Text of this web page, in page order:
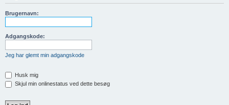
Brugernavn:
Adgangskode:
Jeg har glemt min adgangskode
Husk mig
Skjul min onlinestatus ved dette besøg